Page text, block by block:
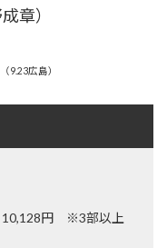
章）
9.23広島）
10,128円 ※3部以上